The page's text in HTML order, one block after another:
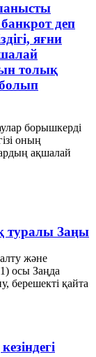
деп
яғни
толық
борышкерді
оның
ақшалай
туралы Заңы
және
осы Заңда
берешекті қайта